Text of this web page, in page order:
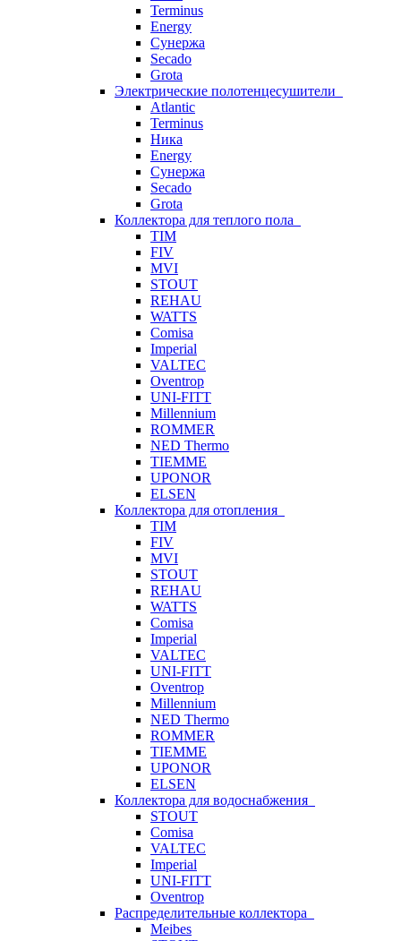
Terminus
Energy
Сунержа
Secado
Grota
Электрические полотенцесушители
Atlantic
Terminus
Ника
Energy
Сунержа
Secado
Grota
Коллектора для теплого пола
TIM
FIV
MVI
STOUT
REHAU
WATTS
Comisa
Imperial
VALTEC
Oventrop
UNI-FITT
Millennium
ROMMER
NED Thermo
TIEMME
UPONOR
ELSEN
Коллектора для отопления
TIM
FIV
MVI
STOUT
REHAU
WATTS
Comisa
Imperial
VALTEC
UNI-FITT
Oventrop
Millennium
NED Thermo
ROMMER
TIEMME
UPONOR
ELSEN
Коллектора для водоснабжения
STOUT
Comisa
VALTEC
Imperial
UNI-FITT
Oventrop
Распределительные коллектора
Meibes